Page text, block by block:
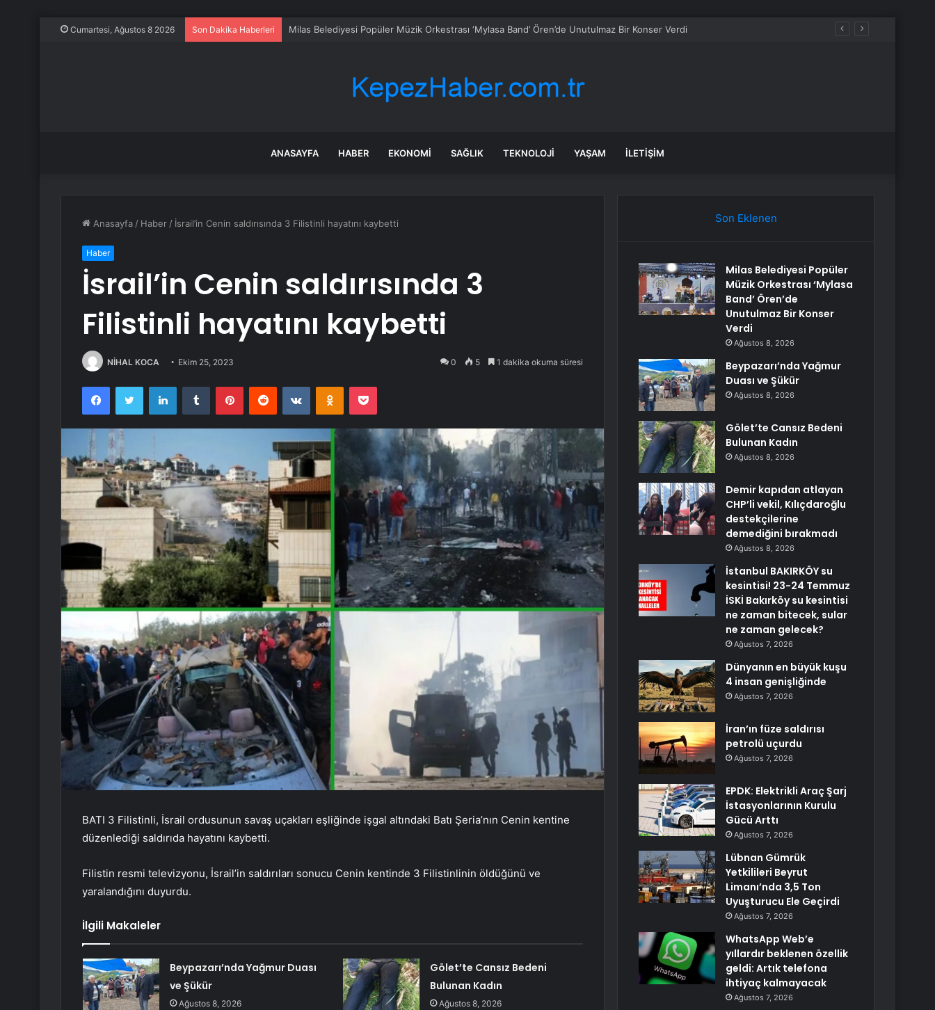
Cumartesi, Ağustos 8 2026 Son Dakika Haberleri Beypazarı’nda Yağmur Duası ve Şükür
ANASAYFA HABER EKONOMI SAĞLIK TEKNOLOJI YAŞAM İLETIŞIM
Anasayfa / Haber / İsrail’in Cenin saldırısında 3 Filistinli hayatını kaybetti
Haber
İsrail’in Cenin saldırısında 3
Filistinli hayatını kaybetti
NİHAL KOCA Ekim 25, 2023 0 5 1 dakika okuma süresi
FacebookTwitter LinkedInTumblr PinterestReddit VKontakteOdnoklassniki
Pocket
BATI 3 Filistinli, İsrail ordusunun savaş uçakları eşliğinde işgal altındaki Batı Şeria’nın Cenin kentine
düzenlediği saldırıda hayatını kaybetti.
Filistin resmi televizyonu, İsrail’in saldırıları sonucu Cenin kentinde 3 Filistinlinin öldüğünü ve
yaralandığını duyurdu.
İlgili Makaleler
Beypazarı’nda Yağmur Duası
ve Şükür
Ağustos 8, 2026
Gölet’te Cansız Bedeni
Bulunan Kadın
Ağustos 8, 2026
Son Eklenen
Milas Belediyesi Popüler
Müzik Orkestrası ‘Mylasa
Band’ Ören’de
Unutulmaz Bir Konser
Verdi
Ağustos 8, 2026
Beypazarı’nda Yağmur
Duası ve Şükür
Ağustos 8, 2026
Gölet’te Cansız Bedeni
Bulunan Kadın
Ağustos 8, 2026
Demir kapıdan atlayan
CHP’li vekil, Kılıçdaroğlu
destekçilerine
demediğini bırakmadı
Ağustos 8, 2026
İstanbul BAKIRKÖY su
kesintisi! 23-24 Temmuz
İSKİ Bakırköy su kesintisi
ne zaman bitecek, sular
ne zaman gelecek?
Ağustos 7, 2026
Dünyanın en büyük kuşu
4 insan genişliğinde
Ağustos 7, 2026
İran’ın füze saldırısı
petrolü uçurdu
Ağustos 7, 2026
EPDK: Elektrikli Araç Şarj
İstasyonlarının Kurulu
Gücü Arttı
Ağustos 7, 2026
Lübnan Gümrük
Yetkilileri Beyrut
Limanı’nda 3,5 Ton
Uyuşturucu Ele Geçirdi
Ağustos 7, 2026
WhatsApp Web’e
yıllardır beklenen özellik
geldi: Artık telefona
ihtiyaç kalmayacak
Ağustos 7, 2026